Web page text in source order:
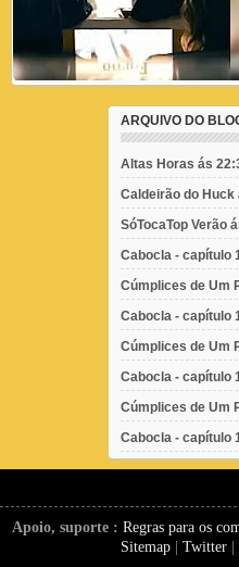
ARQUIVO DO
Altas Horas ás
Caldeirão do Huck
SóTocaTop Verão
Cabocla - capítulo
Cúmplices de Um
Cabocla - capítulo
Cúmplices de Um
Cabocla - capítulo
Cúmplices de Um
Cabocla - capítulo
Apoio, suporte : Regras para os
Sitemap | Twitter |